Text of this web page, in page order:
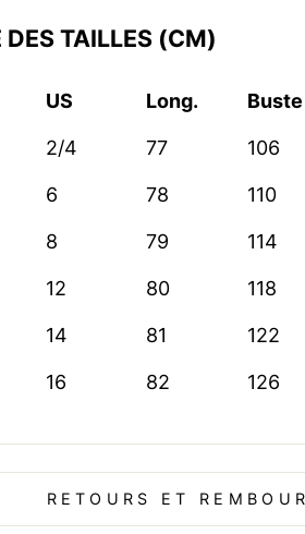
DES TAILLES (CM)
US Long. Buste
2/4 77 106
6 78 110
8 79 114
12 80 118
14 81 122
16 82 126
RETOURS ET